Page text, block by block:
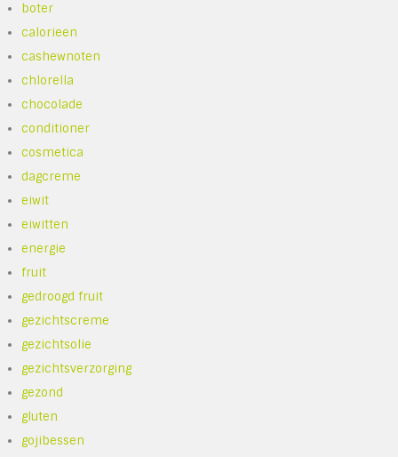
boter
calorieen
cashewnoten
chlorella
chocolade
conditioner
cosmetica
dagcreme
eiwit
eiwitten
energie
fruit
gedroogd fruit
gezichtscreme
gezichtsolie
gezichtsverzorging
gezond
gluten
gojibessen